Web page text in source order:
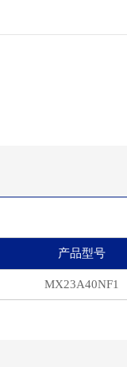
产品型号
MX23A40NF1